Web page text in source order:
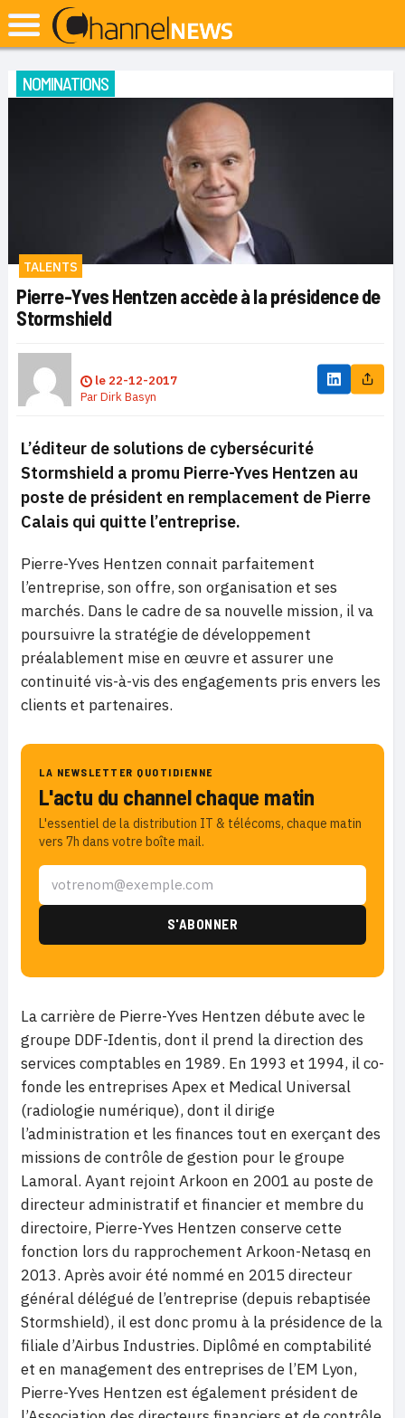
NOMINATIONS
TALENTS
Pierre-Yves Hentzen accède à la présidence de
Stormshield
le 22-12-2017
ParDirk Basyn
L’éditeur de solutions de cybersécurité
Stormshield a promu Pierre-Yves Hentzen au
poste de président en remplacement de Pierre
Calais qui quitte l’entreprise.
Pierre-Yves Hentzen connait parfaitement
l’entreprise, son offre, son organisation et ses
marchés. Dans le cadre de sa nouvelle mission, il va
poursuivre la stratégie de développement
préalablement mise en œuvre et assurer une
continuité vis-à-vis des engagements pris envers les
clients et partenaires.
LA NEWSLETTER QUOTIDIENNE
L'actu du channel chaque matin
L'essentiel de la distribution IT & télécoms, chaque matin
vers 7h dans votre boîte mail.
La carrière de Pierre-Yves Hentzen débute avec le
groupe DDF-Identis, dont il prend la direction des
services comptables en 1989. En 1993 et 1994, il co-
fonde les entreprises Apex et Medical Universal
(radiologie numérique), dont il dirige
l’administration et les finances tout en exerçant des
missions de contrôle de gestion pour le groupe
Lamoral. Ayant rejoint Arkoon en 2001 au poste de
directeur administratif et financier et membre du
directoire, Pierre-Yves Hentzen conserve cette
fonction lors du rapprochement Arkoon-Netasq en
2013. Après avoir été nommé en 2015 directeur
général délégué de l’entreprise (depuis rebaptisée
Stormshield), il est donc promu à la présidence de la
filiale d’Airbus Industries. Diplômé en comptabilité
et en management des entreprises de l’EM Lyon,
Pierre-Yves Hentzen est également président de